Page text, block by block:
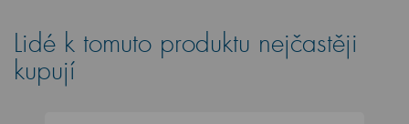
Lidé k tomuto produktu nejčastěji
kupují